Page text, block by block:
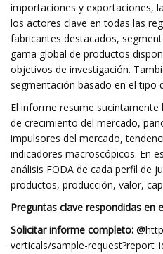
importaciones y exportaciones,
los actores clave en todas las
fabricantes destacados,
gama global de productos
objetivos de investigación.
segmentación basado en el tipo
El informe resume
de crecimiento del mercado,
impulsores del mercado,
indicadores macroscópicos. En
análisis FODA de cada perfil de
productos, producción, valor,
Preguntas clave respondidas en
Solicitar informe completo: @
verticals/sample-